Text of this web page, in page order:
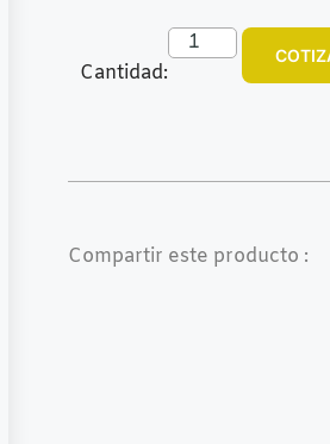
Cantidad:
Compartir este producto :